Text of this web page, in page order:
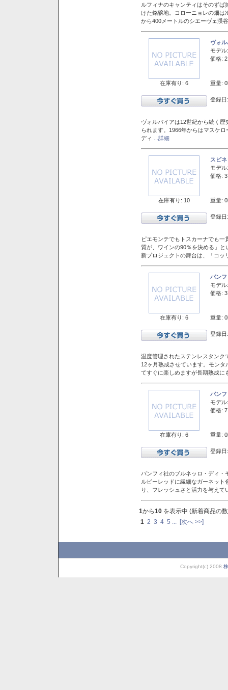
ルフィナのキャンティはそのず
けた銘醸地。コローニョレの畑は
から400メートルのシエーヴェ渓
在庫有り: 6
ヴォ
モデル:
価格:
重量:
登録
ヴォルパイアは12世紀から続く
られます。1966年からはマスケ
ディ
...詳細
在庫有り: 10
スピ
モデル:
価格:
重量:
登録
ピエモンテでもトスカーナでも
質が、ワインの90％を決める」
新プロジェクトの舞台は、「コ
在庫有り: 6
バン
モデル:
価格:
重量:
登録
温度管理されたステンレスタンク
12ヶ月熟成させています。モン
てすぐに楽しめますが長期熟成に
在庫有り: 6
バン
モデル:
価格:
重量:
登録
バンフィ社のブルネッロ・ディ
ルビーレッドに繊細なガーネッ
り、フレッシュさと活力を与え
1から10 を表示中 (新着商品の
1 2 3 4 5 [次へ >>]
Copyright(c) 2008